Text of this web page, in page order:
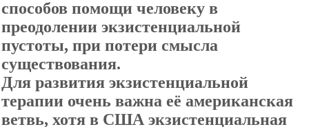
способов помощи человеку в
преодолении экзистенциальной
пустоты, при потери смысла
существования.
Для развития экзистенциальной
терапии очень важна её американская
ветвь, хотя в США экзистенциальная